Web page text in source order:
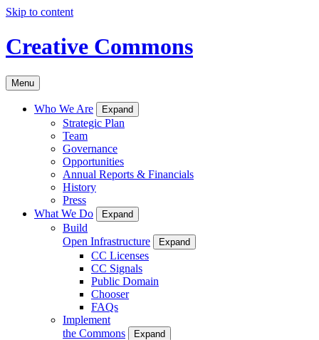
Skip to content
Creative Commons
Menu
Who We Are Expand
Strategic Plan
Team
Governance
Opportunities
Annual Reports & Financials
History
Press
What We Do
Expand
Build
Open Infrastructure
Expand
CC Licenses
CC Signals
Public Domain
Chooser
FAQs
Implement
the Commons
Expand